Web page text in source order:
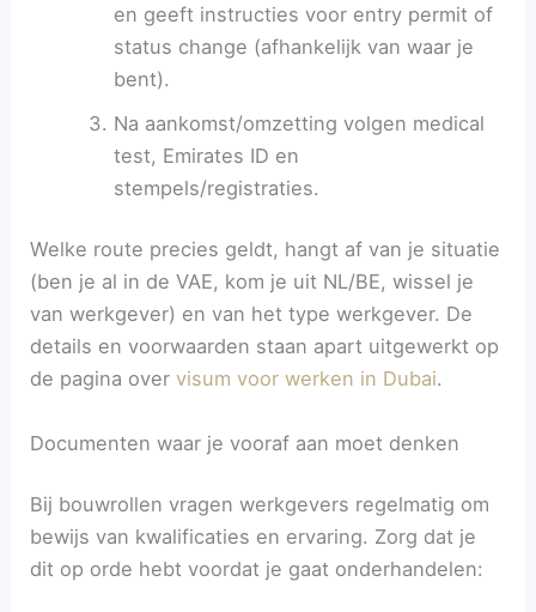
en geeft instructies voor entry permit of
status change (afhankelijk van waar je
bent).
Na aankomst/omzetting volgen medical
test, Emirates ID en
stempels/registraties.
Welke route precies geldt, hangt af van je situatie
(ben je al in de VAE, kom je uit NL/BE, wissel je
van werkgever) en van het type werkgever. De
details en voorwaarden staan apart uitgewerkt op
de pagina overvisum voor werken in Dubai.
Documenten waar je vooraf aan moet denken
Bij bouwrollen vragen werkgevers regelmatig om
bewijs van kwalificaties en ervaring. Zorg dat je
dit op orde hebt voordat je gaat onderhandelen: